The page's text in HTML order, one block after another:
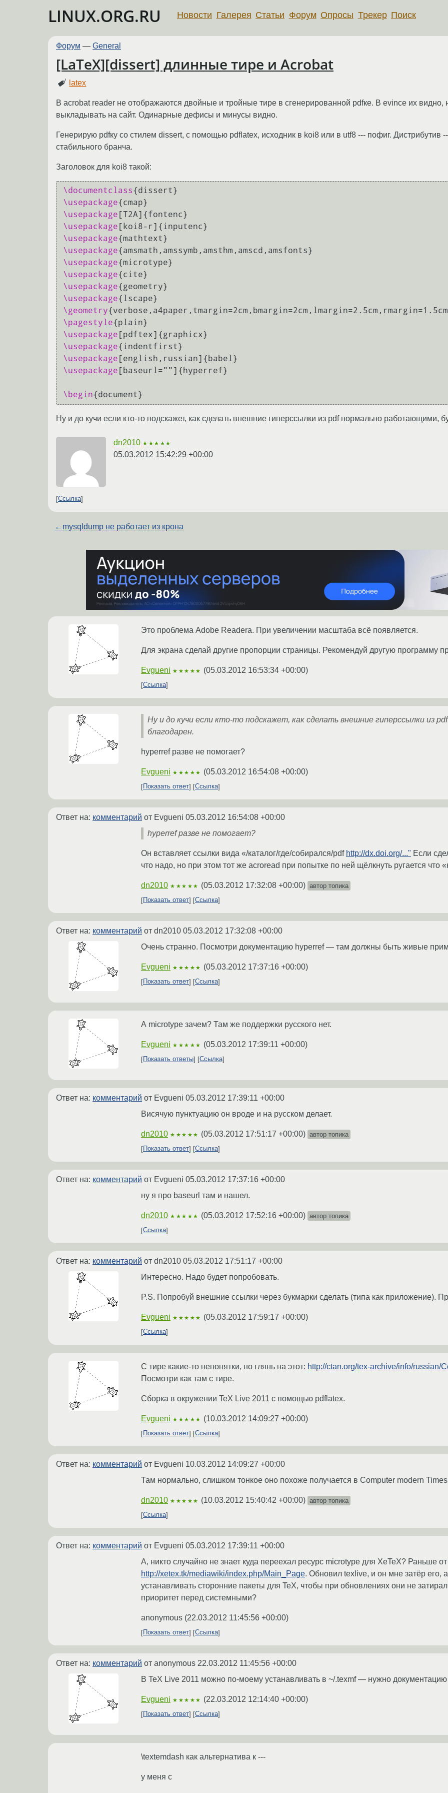
LINUX.ORG.RU Новости Галерея Статьи Форум Опросы Трекер Поиск
Форум — General
[LaTeX][dissert] длинные тире и Acrobat
latex
В acrobat reader не отображаются двойные и тройные тире в сгенерированной pdfке. В evince их видно,
выкладывать на сайт. Одинарные дефисы и минусы видно.
Генерирую pdfку со стилем dissert, с помощью pdflatex, исходник в koi8 или в utf8 --- пофиг. Дистрибутив
стабильного бранча.
Заголовок для koi8 такой:
\documentclass
\usepackage
\usepackage
\usepackage
\usepackage
\usepackage
\usepackage
\usepackage
\usepackage
\usepackage
\geometry
\pagestyle
\usepackage
\usepackage
\usepackage
\usepackage [baseurl=""]{hyperref}
\begin
Ну и до кучи если кто-то подскажет, как сделать внешние гиперссылки из pdf нормально работающими,
dn2010 ★★★★★
05.03.2012 15:42:29 +00:00
Ссылка
← mysqldump не работает из крона
Это проблема Adobe Readerа. При увеличении масштаба всё появляется.
Для экрана сделай другие пропорции страницы. Рекомендуй другую программу
Evgueni ★★★★★ (05.03.2012 16:53:34 +00:00)
Ссылка
Ну и до кучи если кто-то подскажет, как сделать внешние гиперссылки из
благодарен.
hyperref разве не помогает?
Evgueni ★★★★★ (05.03.2012 16:54:08 +00:00)
Показать ответ Ссылка
Ответ на: комментарий от Evgueni 05.03.2012 16:54:08 +00:00
hyperref разве не помогает?
Он вставляет ссылки вида «/каталог/где/собирался/pdf http://dx.doi.org/..." Если
что надо, но при этом тот же acroread при попытке по ней щёлкнуть ругается что
dn2010 ★★★★★ (05.03.2012 17:32:08 +00:00) автор топика
Показать ответ
Ссылка
Ответ на: комментарий от dn2010 05.03.2012 17:32:08 +00:00
Очень странно. Посмотри документацию hyperref — там должны быть живые
Evgueni ★★★★★ (05.03.2012 17:37:16 +00:00)
Показать ответ Ссылка
А microtype зачем? Там же поддержки русского нет.
Evgueni ★★★★★ (05.03.2012 17:39:11 +00:00)
Показать ответы Ссылка
Ответ на: комментарий от Evgueni 05.03.2012 17:39:11 +00:00
Висячую пунктуацию он вроде и на русском делает.
dn2010 ★★★★★ (05.03.2012 17:51:17 +00:00) автор топика
Показать ответ
Ссылка
Ответ на: комментарий от Evgueni 05.03.2012 17:37:16 +00:00
ну я про baseurl там и нашел.
dn2010 ★★★★★ (05.03.2012 17:52:16 +00:00) автор топика
Ссылка
Ответ на: комментарий от dn2010 05.03.2012 17:51:17 +00:00
Интересно. Надо будет попробовать.
P.S. Попробуй внешние ссылки через букмарки сделать (типа как приложение).
Evgueni ★★★★★ (05.03.2012 17:59:17 +00:00)
Ссылка
С тире какие-то непонятки, но глянь на этот: http://ctan.org/tex-archive/info/russian/
Посмотри как там с тире.
Сборка в окружении TeX Live 2011 с помощью pdflatex.
Evgueni ★★★★★ (10.03.2012 14:09:27 +00:00)
Показать ответ Ссылка
Ответ на: комментарий от Evgueni 10.03.2012 14:09:27 +00:00
Там нормально, слишком тонкое оно похоже получается в Computer modern
dn2010 ★★★★★ (10.03.2012 15:40:42 +00:00) автор топика
Ссылка
Ответ на: комментарий от Evgueni 05.03.2012 17:39:11 +00:00
А, никто случайно не знает куда переехал ресурс microtype для XeTeX? Раньше от
http://xetex.tk/mediawiki/index.php/Main_Page. Обновил texlive, и он мне затёр его,
устанавливать сторонние пакеты для TeX, чтобы при обновлениях они не
приоритет перед системными?
anonymous (22.03.2012 11:45:56 +00:00)
Показать ответ Ссылка
Ответ на: комментарий от anonymous 22.03.2012 11:45:56 +00:00
В TeX Live 2011 можно по-моему устанавливать в ~/.texmf — нужно документацию
Evgueni ★★★★★ (22.03.2012 12:14:40 +00:00)
Показать ответ Ссылка
\textemdash как альтернатива к ---
у меня с